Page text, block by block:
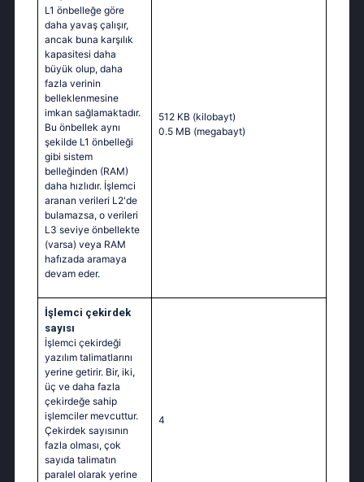
L1 önbelleğe göre
daha yavaş çalışır,
ancak buna karşılık
kapasitesi daha
büyük olup, daha
fazla verinin
belleklenmesine
imkan sağlamaktadır.
Bu önbellek aynı
şekilde L1 önbelleği
gibi sistem
belleğinden (RAM)
daha hızlıdır. İşlemci
aranan verileri L2'de
bulamazsa, o verileri
L3 seviye önbellekte
(varsa) veya RAM
hafızada aramaya
devam eder.
512 KB (kilobayt)
0.5 MB (megabayt)
İşlemci çekirdek
sayısı
İşlemci çekirdeği
yazılım talimatlarını
yerine getirir. Bir, iki,
üç ve daha fazla
çekirdeğe sahip
işlemciler mevcuttur.
Çekirdek sayısının
fazla olması, çok
sayıda talimatın
paralel olarak yerine
4